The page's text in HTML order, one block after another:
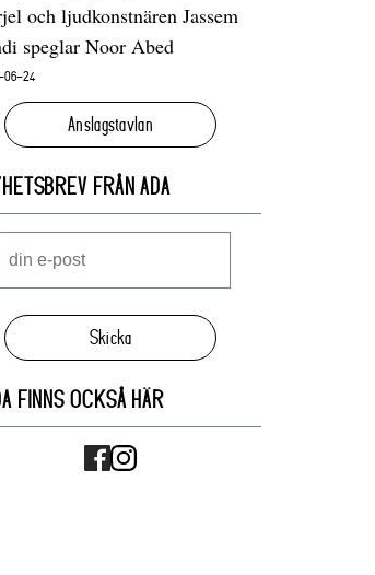
och ljudkonstnären Jassem
speglar Noor Abed
06-24
Anslagstavlan
FRÅN ADA
Skicka
FINNS OCKSÅ HÄR